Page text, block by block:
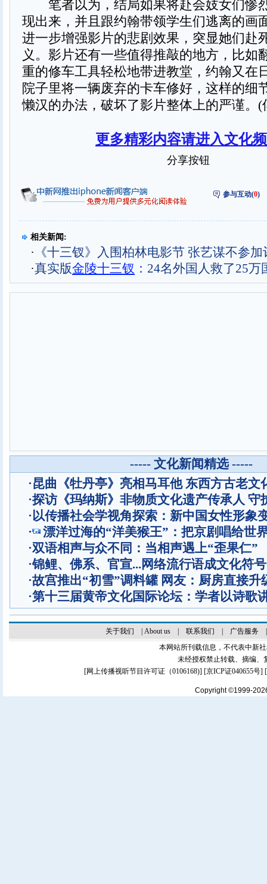
笔者以为，结局如果将赴会妓女们惨
现出来，并且跟约翰带领学生们逃离的画
进一步增强影片的悲剧效果，突显她们赴
义。影片还有一些值得推敲的地方，比如
重的修车工具轻松地带进教堂，约翰又在
院子里将一辆废弃的卡车修好，这样的细
懒汉的办法，破坏了影片整体上的严谨。(
更多精彩内容请进入文化
分享按钮
参与互动(0)
相关新闻:
· 《十三钗》入围柏林电影节 张艺谋不参加
·真实版金陵十三钗 ：24名外国人救了25万
----- 文化新闻精选 -----
·昆曲《牡丹亭》亮相马耳他 东西方古老文
·探访《玛纳斯》非物质文化遗产传承人 守
·以传播社会学视角探索：新中国女性形象
·
漂洋过海的“洋美猴王”：把京剧唱给世
·双语相声与众不同：当相声遇上“歪果仁”
·锦鲤、佛系、官宣...网络流行语成文化符号
·故宫推出“初雪”调料罐 网友：厨房直接升
·第十三届黄帝文化国际论坛：学者以诗歌
关于我们 About us| 联系我们 广告服务
本网站所刊载信息，不代表中新
未经授权禁止转载、摘编、
[网上传播视听节目许可证（0106168)] [京ICP证040655号]
Copyright ©1999-